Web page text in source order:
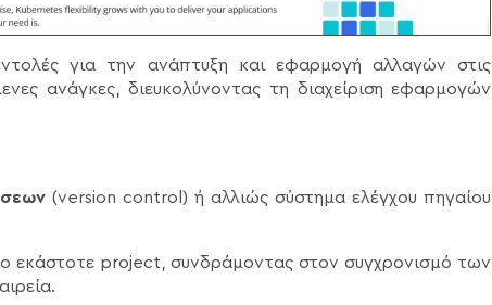
για την ανάπτυξη και εφαρμογή αλλαγών στις
ανάγκες, διευκολύνοντας τη διαχείριση εφαρμογών
(version control) ή αλλιώς σύστημα ελέγχου πηγαίου
εκάστοτε project, συνδράμοντας στον συγχρονισμό των